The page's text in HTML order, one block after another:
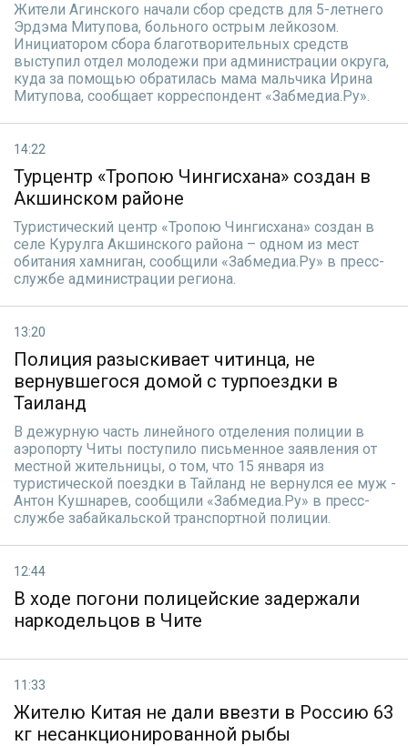
Жители Агинского начали сбор средств для 5-летнего
Эрдэма Митупова, больного острым лейкозом.
Инициатором сбора благотворительных средств
выступил отдел молодежи при администрации округа,
куда за помощью обратилась мама мальчика Ирина
Митупова, сообщает корреспондент «Забмедиа.Ру».
14:22
Турцентр «Тропою Чингисхана» создан в
Акшинском районе
Туристический центр «Тропою Чингисхана» создан в
селе Курулга Акшинского района – одном из мест
обитания хамниган, сообщили «Забмедиа.Ру» в пресс-
службе администрации региона.
13:20
Полиция разыскивает читинца, не
вернувшегося домой с турпоездки в
Таиланд
В дежурную часть линейного отделения полиции в
аэропорту Читы поступило письменное заявления от
местной жительницы, о том, что 15 января из
туристической поездки в Тайланд не вернулся ее муж -
Антон Кушнарев, сообщили «Забмедиа.Ру» в пресс-
службе забайкальской транспортной полиции.
12:44
В ходе погони полицейские задержали
наркодельцов в Чите
11:33
Жителю Китая не дали ввезти в Россию 63
кг несанкционированной рыбы